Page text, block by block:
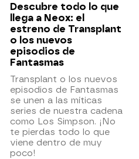
Descubre todo lo que
llega a Neox: el
estreno de Transplant
o los nuevos
episodios de
Fantasmas
Transplant o los nuevos
episodios de Fantasmas
se unen a las míticas
series de nuestra cadena
como Los Simpson. ¡No
te pierdas todo lo que
viene dentro de muy
poco!